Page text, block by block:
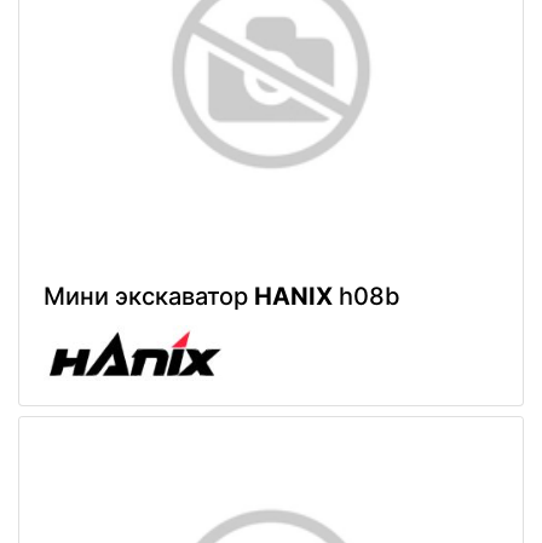
Мини экскаватор HANIX h08b